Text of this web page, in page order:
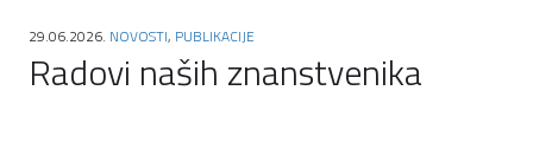
29.06.2026. NOVOSTI, PUBLIKACIJE
Radovi naših znanstvenika